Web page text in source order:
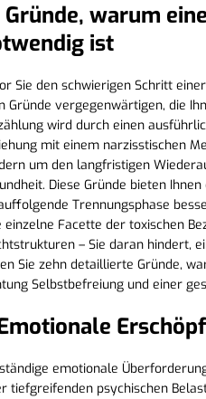
Gründe, warum
ist
Sie den schwierigen Schritt
Gründe vergegenwärtigen, die
wird durch einen
mit einem narzisstischen
um den langfristigen
Diese Gründe bieten
Trennungsphase
einzelne Facette der toxischen
– Sie daran hindert,
Sie zehn detaillierte Gründe,
Selbstbefreiung und einer
emotionale
tiefgreifenden psychischen